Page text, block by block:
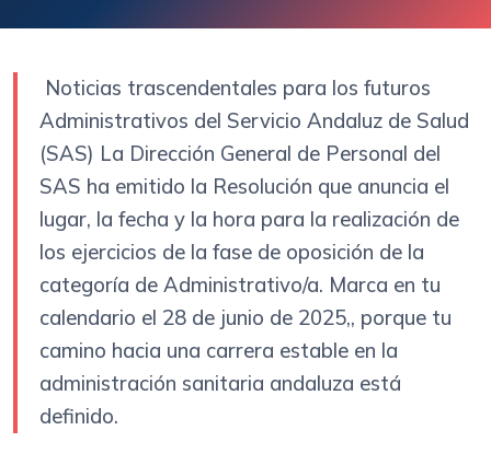
Noticias trascendentales para los futuros
Administrativos del Servicio Andaluz de Salud
(SAS) La Dirección General de Personal del
SAS ha emitido la Resolución que anuncia el
lugar, la fecha y la hora para la realización de
los ejercicios de la fase de oposición de la
categoría de Administrativo/a. Marca en tu
calendario el 28 de junio de 2025,, porque tu
camino hacia una carrera estable en la
administración sanitaria andaluza está
definido.